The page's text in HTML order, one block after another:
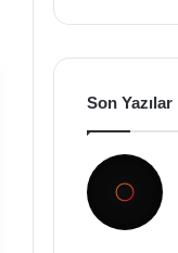
Son Yazılar